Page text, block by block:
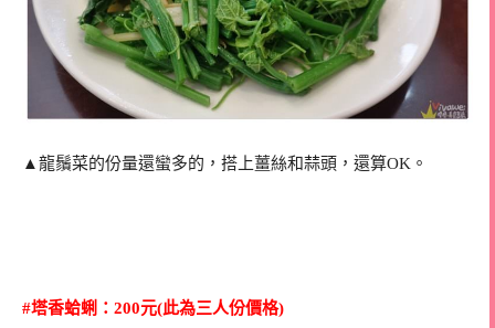
▲龍鬚菜的份量還蠻多的，搭上薑絲和蒜頭，還算OK。
#塔香蛤蜊：200元(此為三人份價格)